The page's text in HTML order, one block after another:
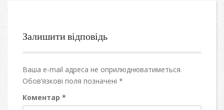
Залишити відповідь
Ваша e-mail адреса не оприлюднюватиметься.
Обов’язкові поля позначені *
Коментар *